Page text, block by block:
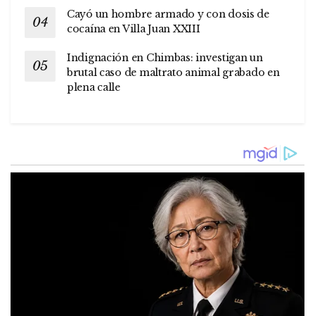
Cayó un hombre armado y con dosis de
cocaína en Villa Juan XXIII
Indignación en Chimbas: investigan un
brutal caso de maltrato animal grabado en
plena calle